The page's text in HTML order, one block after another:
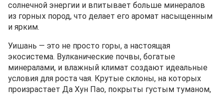
солнечной энергии и впитывает больше минералов
из горных пород, что делает его аромат насыщенным
и ярким.
Уишань — это не просто горы, а настоящая
экосистема. Вулканические почвы, богатые
минералами, и влажный климат создают идеальные
условия для роста чая. Крутые склоны, на которых
произрастает Да Хун Пао, покрыты густым туманом,